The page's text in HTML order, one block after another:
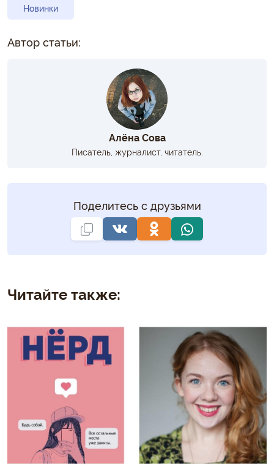
Новинки
Автор статьи:
Алёна Сова
Писатель, журналист, читатель.
Поделитесь с друзьями
Читайте также: